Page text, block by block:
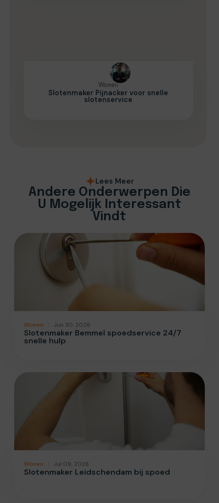
Wonen
Slotenmaker Pijnacker voor snelle
slotenservice
Lees Meer
Andere Onderwerpen Die
U Mogelijk Interessant
Vindt
Wonen Jun 30, 2026
Slotenmaker Bemmel spoedservice 24/7
snelle hulp
Wonen Jul 09, 2026
Slotenmaker Leidschendam bij spoed